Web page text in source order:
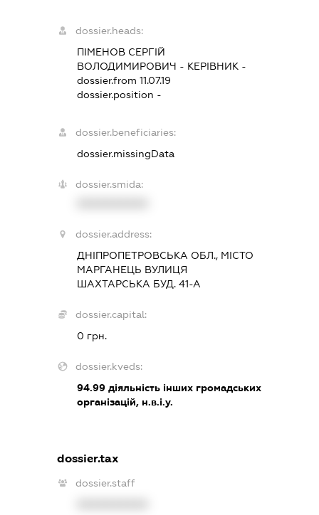
dossier.heads:
ПІМЕНОВ СЕРГІЙ
ВОЛОДИМИРОВИЧ - КЕРІВНИК -
dossier.from 11.07.19
dossier.position -
dossier.beneficiaries:
dossier.missingData
dossier.smida:
dossier.address:
ДНІПРОПЕТРОВСЬКА ОБЛ., МІСТО
МАРГАНЕЦЬ ВУЛИЦЯ
ШАХТАРСЬКА БУД. 41-А
dossier.capital:
0 грн.
dossier.kveds:
94.99 діяльність інших громадських
організацій, н.в.і.у.
dossier.tax
dossier.staff